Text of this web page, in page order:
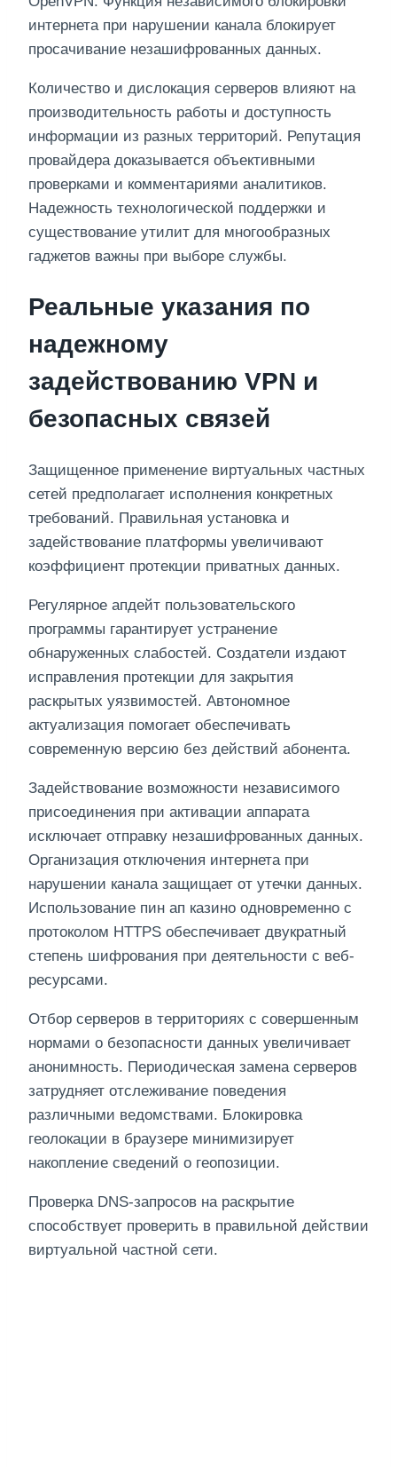
интернета при нарушении канала блокирует
просачивание незашифрованных данных.
Количество и дислокация серверов влияют на
производительность работы и доступность
информации из разных территорий. Репутация
провайдера доказывается объективными
проверками и комментариями аналитиков.
Надежность технологической поддержки и
существование утилит для многообразных
гаджетов важны при выборе службы.
Реальные указания по
надежному
задействованию VPN и
безопасных связей
Защищенное применение виртуальных частных
сетей предполагает исполнения конкретных
требований. Правильная установка и
задействование платформы увеличивают
коэффициент протекции приватных данных.
Регулярное апдейт пользовательского
программы гарантирует устранение
обнаруженных слабостей. Создатели издают
исправления протекции для закрытия
раскрытых уязвимостей. Автономное
актуализация помогает обеспечивать
современную версию без действий абонента.
Задействование возможности независимого
присоединения при активации аппарата
исключает отправку незашифрованных данных.
Организация отключения интернета при
нарушении канала защищает от утечки данных.
Использование пин ап казино одновременно с
протоколом HTTPS обеспечивает двукратный
степень шифрования при деятельности с веб-
ресурсами.
Отбор серверов в территориях с совершенным
нормами о безопасности данных увеличивает
анонимность. Периодическая замена серверов
затрудняет отслеживание поведения
различными ведомствами. Блокировка
геолокации в браузере минимизирует
накопление сведений о геопозиции.
Проверка DNS-запросов на раскрытие
способствует проверить в правильной действии
виртуальной частной сети.